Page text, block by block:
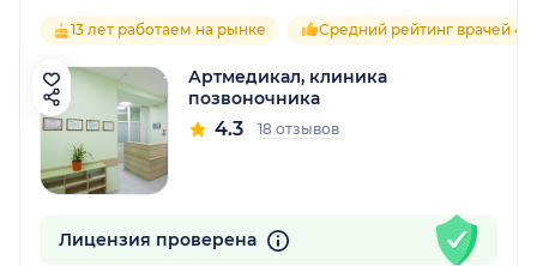
13 лет работаем на рынке Средний рейтинг врачей 4.5
Артмедикал, клиника
позвоночника
4.3 18 отзывов
Лицензия проверена